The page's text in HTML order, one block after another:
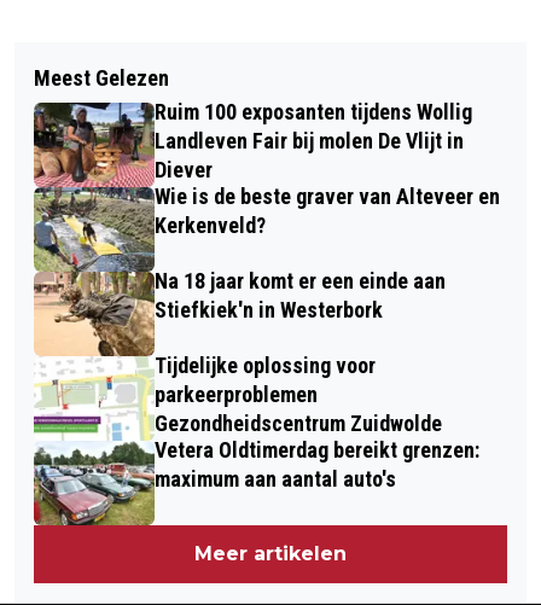
DE BIJZONDERE OPTOCHT VAN
RUINEN IN 100 FOTO'S
CDA DE WOLDEN HULDIGT GOUDEN
LEDEN
Meest Gelezen
Ruim 100 exposanten tijdens Wollig
Landleven Fair bij molen De Vlijt in
Diever
Wie is de beste graver van Alteveer en
Kerkenveld?
Na 18 jaar komt er een einde aan
Stiefkiek'n in Westerbork
Tijdelijke oplossing voor
parkeerproblemen
Gezondheidscentrum Zuidwolde
Vetera Oldtimerdag bereikt grenzen:
maximum aan aantal auto's
Meer artikelen